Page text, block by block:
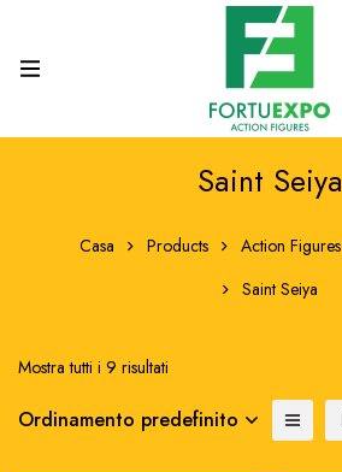
Saint Seiya
Casa Products Action Figures
Saint Seiya
Mostra tutti i 9 risultati
Ordinamento predefinito